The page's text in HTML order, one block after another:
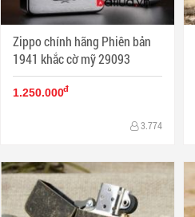
Zippo chính hãng Phiên bản
1941 khắc cờ mỹ 29093
1.250.000đ
3.774